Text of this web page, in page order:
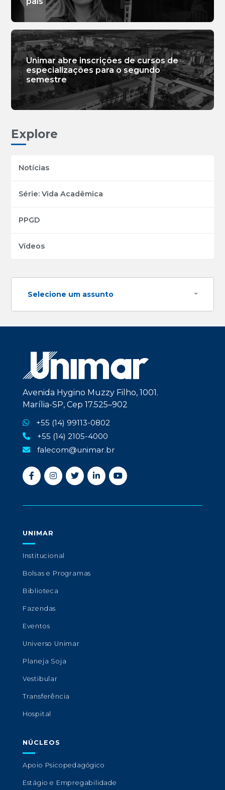
Unimar abre inscrições de cursos de
especializações para o segundo
semestre
Explore
Notícias
Série: Vida Acadêmica
PPGD
Vídeos
Selecione um assunto
Avenida Hygino Muzzy Filho, 1001.
Marília-SP, Cep 17.525–902
+55 (14) 99113-0802
+55 (14) 2105-4000
falecom@unimar.br
UNIMAR
Institucional
Bolsas e Programas
Biblioteca
Fazendas
Eventos
Universo Unimar
Planeja Soja
Vestibular
Transferência
Hospital
NÚCLEOS
Apoio Psicopedagógico
Estágio e Empregabilidade